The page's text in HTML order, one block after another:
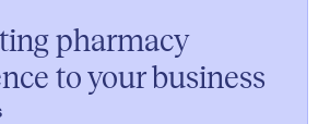
pharmacy
to your business